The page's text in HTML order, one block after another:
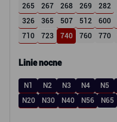
265
267 268 269 282
326
365 507 512 600
710
723 740 760 770
Linie nocne
N1 N2 N3 N4 N5
N20
N30 N40 N56 N65